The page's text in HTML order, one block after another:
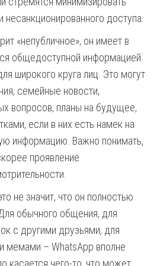
доступа.
«непубличное», он имеет в
общедоступной информацией
широкого круга лиц. Это могут
семейные новости,
вопросов, планы на будущее,
если в них есть намек на
информацию. Важно понимать,
проявление
не значит, что он полностью
обычного общения, для
с другими друзьями, для
мемами – WhatsApp вполне
касается чего-то, что может